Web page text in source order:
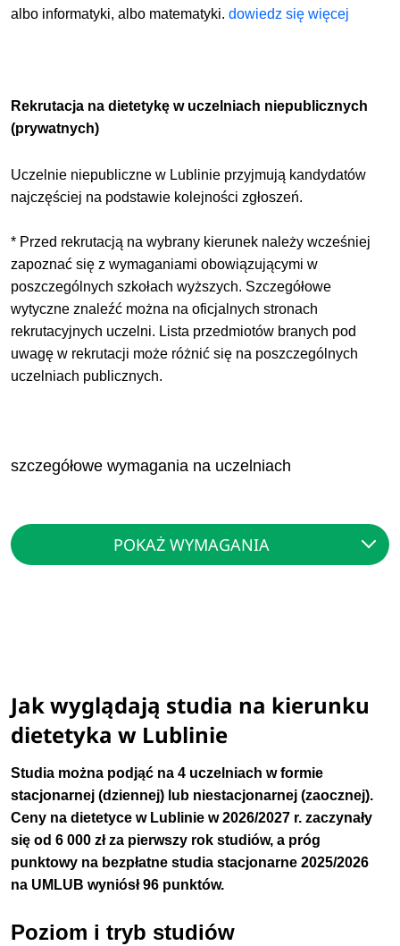
albo informatyki, albo matematyki.dowiedz się więcej
Rekrutacja na dietetykę w uczelniach niepublicznych
(prywatnych)
Uczelnie niepubliczne w Lublinie przyjmują kandydatów
najczęściej na podstawie kolejności zgłoszeń.
* Przed rekrutacją na wybrany kierunek należy wcześniej
zapoznać się z wymaganiami obowiązującymi w
poszczególnych szkołach wyższych. Szczegółowe
wytyczne znaleźć można na oficjalnych stronach
rekrutacyjnych uczelni. Lista przedmiotów branych pod
uwagę w rekrutacji może różnić się na poszczególnych
uczelniach publicznych.
szczegółowe wymagania na uczelniach
POKAŻ WYMAGANIA
Jak wyglądają studia na kierunku
dietetyka w Lublinie
Studia można podjąć na 4 uczelniach w formie
stacjonarnej (dziennej) lub niestacjonarnej (zaocznej).
Ceny na dietetyce w Lublinie w 2026/2027 r. zaczynały
się od 6 000 zł za pierwszy rok studiów, a próg
punktowy na bezpłatne studia stacjonarne 2025/2026
na UMLUB wyniósł 96 punktów.
Poziom i tryb studiów